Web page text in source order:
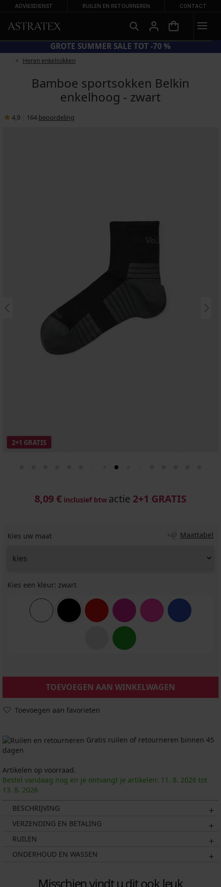
ADVIESDIENST RUILEN EN RETOURNEREN CONTACT
CODE BRA20 = BH'S -20%
Heren enkelsokken
Bamboe sportsokken Belkin
enkelhoog - zwart
4,9 164 beoordeling
2+1 GRATIS
8,09 € inclusief btw actie 2+1 GRATIS
Kies uw maat Maattabel
Kies een kleur: zwart
TOEVOEGEN AAN WINKELWAGEN
Toevoegen aan favorieten
Gratis ruilen of retourneren binnen 45
dagen
Artikelen op voorraad.
Bestel vandaag nog en je ontvangt je artikelen: 11. 8. 2026 tot
13. 8. 2026
BESCHRIJVING
VERZENDING EN BETALING
RUILEN
ONDERHOUD EN WASSEN
Misschien vindt u dit ook leuk